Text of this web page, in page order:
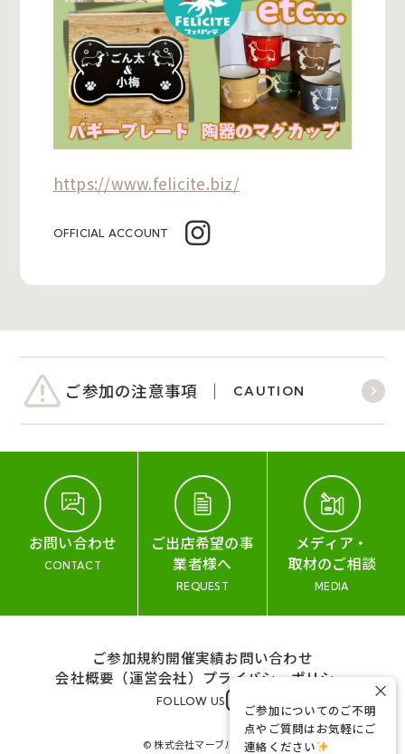
https://www.felicite.biz/
OFFICIAL ACCOUNT
ご参加の注意事項 CAUTION
お問い合わせ
CONTACT
ご出店希望の事
業者様へ
REQUEST
メディア・
取材のご相談
MEDIA
ご参加規約開催実績お問い合わせ
会社概要（運営会社） プライバシーポリシー
FOLLOW US
© 株式会社マーブル&コー
ご参加についてのご不明
点やご質問はお気軽にご
連絡ください
×